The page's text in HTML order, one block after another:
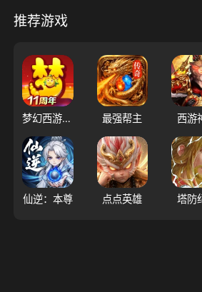
推荐游戏
梦幻西游（大陆服） 最强帮主 西游
仙逆：本尊 点点英雄 塔防